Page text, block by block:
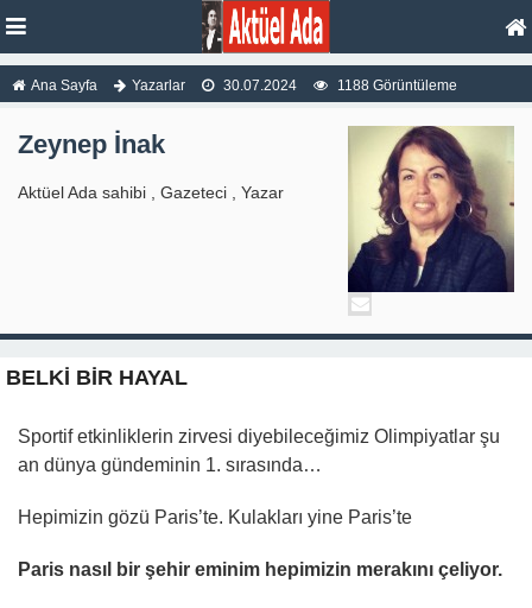
Ana Sayfa Yazarlar 30.07.2024 1188 Görüntüleme
Zeynep İnak
Aktüel Ada sahibi , Gazeteci , Yazar
BELKİ BİR HAYAL
Sportif etkinliklerin zirvesi diyebileceğimiz Olimpiyatlar şu
an dünya gündeminin 1. sırasında…
Hepimizin gözü Paris’te. Kulakları yine Paris’te
Paris nasıl bir şehir eminim hepimizin merakını çeliyor.